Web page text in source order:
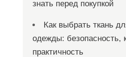
знать перед покупкой
Как выбрать ткань
одежды: безопасность,
практичность